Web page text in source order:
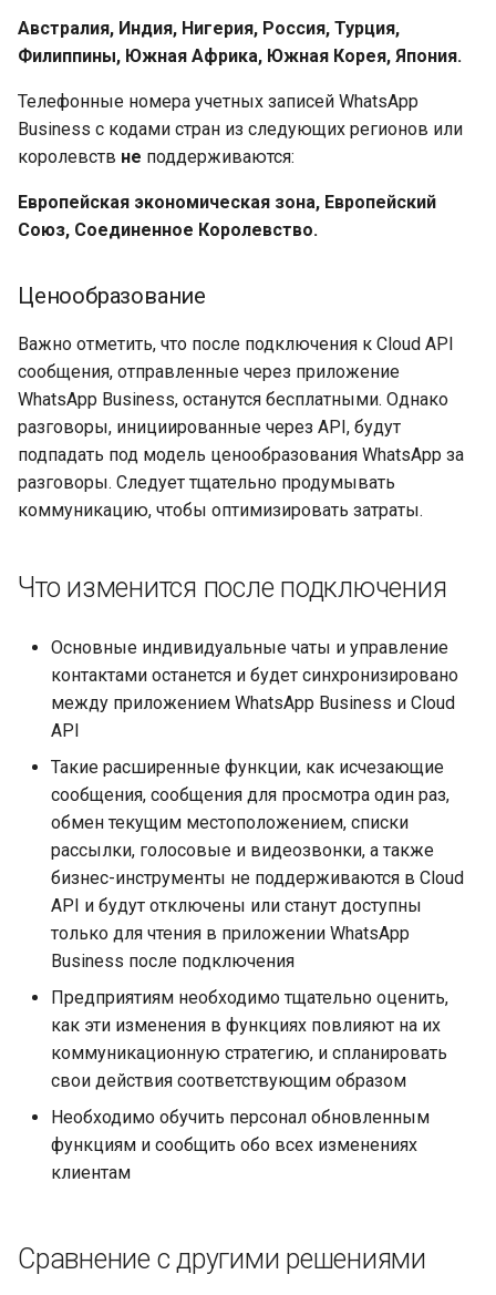
Австралия, Индия, Нигерия, Россия, Турция,
Филиппины, Южная Африка, Южная Корея, Япония.
Телефонные номера учетных записей WhatsApp
Business с кодами стран из следующих регионов или
королевств не поддерживаются:
Европейская экономическая зона, Европейский
Союз, Соединенное Королевство.
Ценообразование
Важно отметить, что после подключения к Cloud API
сообщения, отправленные через приложение
WhatsApp Business, останутся бесплатными. Однако
разговоры, инициированные через API, будут
подпадать под модель ценообразования WhatsApp за
разговоры. Следует тщательно продумывать
коммуникацию, чтобы оптимизировать затраты.
Что изменится после подключения
Основные индивидуальные чаты и управление
контактами останется и будет синхронизировано
между приложением WhatsApp Business и Cloud
API
Такие расширенные функции, как исчезающие
сообщения, сообщения для просмотра один раз,
обмен текущим местоположением, списки
рассылки, голосовые и видеозвонки, а также
бизнес-инструменты не поддерживаются в Cloud
API и будут отключены или станут доступны
только для чтения в приложении WhatsApp
Business после подключения
Предприятиям необходимо тщательно оценить,
как эти изменения в функциях повлияют на их
коммуникационную стратегию, и спланировать
свои действия соответствующим образом
Необходимо обучить персонал обновленным
функциям и сообщить обо всех изменениях
клиентам
Сравнение с другими решениями